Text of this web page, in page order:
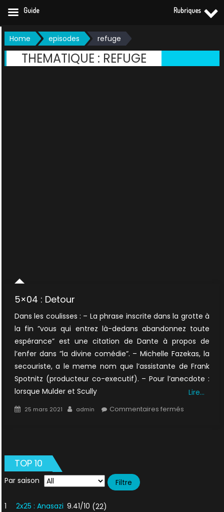
Skip
to
content
Home episodes refuge
THEMATIQUE : REFUGE
5×04 : Detour
Dans les coulisses : – La phrase inscrite dans la grotte à
la fin ”vous qui entrez là-dedans abandonnez toute
espérance” est une citation de Dante à propos de
l’enfer dans ”la divine comédie”. – Michelle Fazekas, la
secouriste, a le meme nom que l’assistante de Frank
Spotnitz (producteur co-executif). – Pour l’anecdote :
lorsque Mulder et Scully
Lire…
Posted
25 mars 2021 Author
admin Commentaires ferméssur
TOP 10
Par saison
1 2x25 : Anasazi 9.41/10 (22)
Guide Rubriques